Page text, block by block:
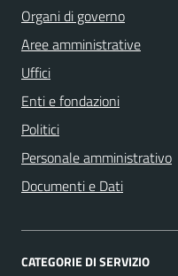
Organi di governo
Aree amministrative
Uffici
Enti e fondazioni
Politici
Personale amministrativo
Documenti e Dati
CATEGORIE DI SERVIZIO